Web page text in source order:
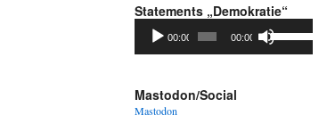
Statements „Demokratie“
Audio-
Player
00:00 00:00
Hoch/Runter
benutzen,
Mastodon/Social
Mastodon